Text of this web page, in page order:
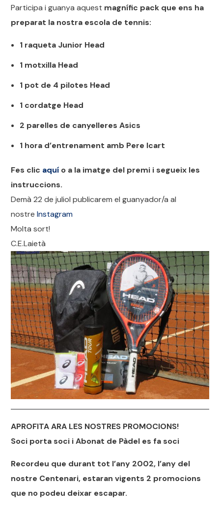
Participa i guanya aquest magnífic pack que ens ha
preparat la nostra escola de tennis:
1 raqueta Junior Head
1 motxilla Head
1 pot de 4 pilotes Head
1 cordatge Head
2 parelles de canyelleres Asics
1 hora d’entrenament amb Pere Icart
Fes clic aquí o a la imatge del premi i segueix les
instruccions.
Demà 22 de juliol publicarem el guanyador/a al
nostre Instagram
Molta sort!
C.E.Laietà
APROFITA ARA LES NOSTRES PROMOCIONS!
Soci porta soci i Abonat de Pàdel es fa soci
Recordeu que durant tot l’any 2002, l’any del
nostre Centenari, estaran vigents 2 promocions
que no podeu deixar escapar.